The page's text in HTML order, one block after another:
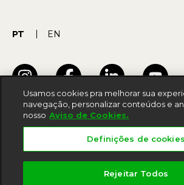
PT EN
Política de privacidade
Usamos cookies pra melhorar sua
navegação, personalizar conteúdos e
nosso Aviso de Cookies.
Definições de cookies
Rejeitar Todos